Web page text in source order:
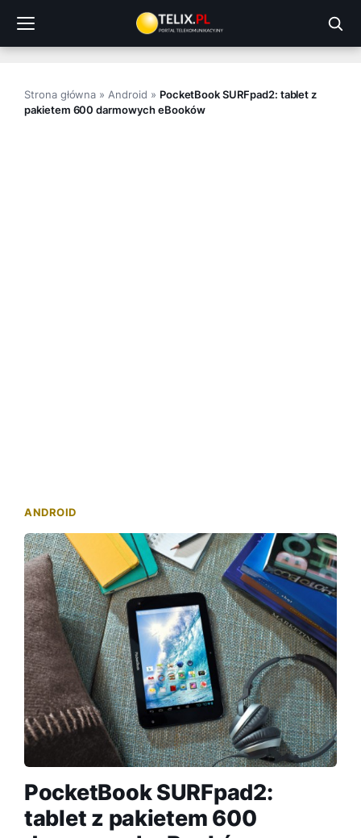
treści
Strona główna » Android » PocketBook SURFpad2: tablet z
pakietem 600 darmowych eBooków
ANDROID
PocketBook SURFpad2:
tablet z pakietem 600